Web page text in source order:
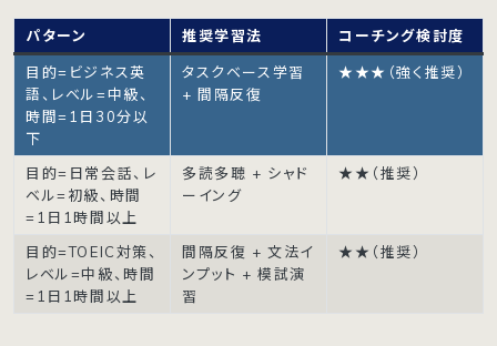
パターン 推奨学習法 コーチング検討度
目的=ビジネス英
語、レベル=中級、
時間=1日30分以
下
タスクベース学習
+ 間隔反復
★★★（強く推奨）
目的=日常会話、レ
ベル=初級、時間
=1日1時間以上
多読多聴 + シャド
ーイング
★★（推奨）
目的=TOEIC対策、
レベル=中級、時間
=1日1時間以上
間隔反復 + 文法イ
ンプット + 模試演
習
★★（推奨）